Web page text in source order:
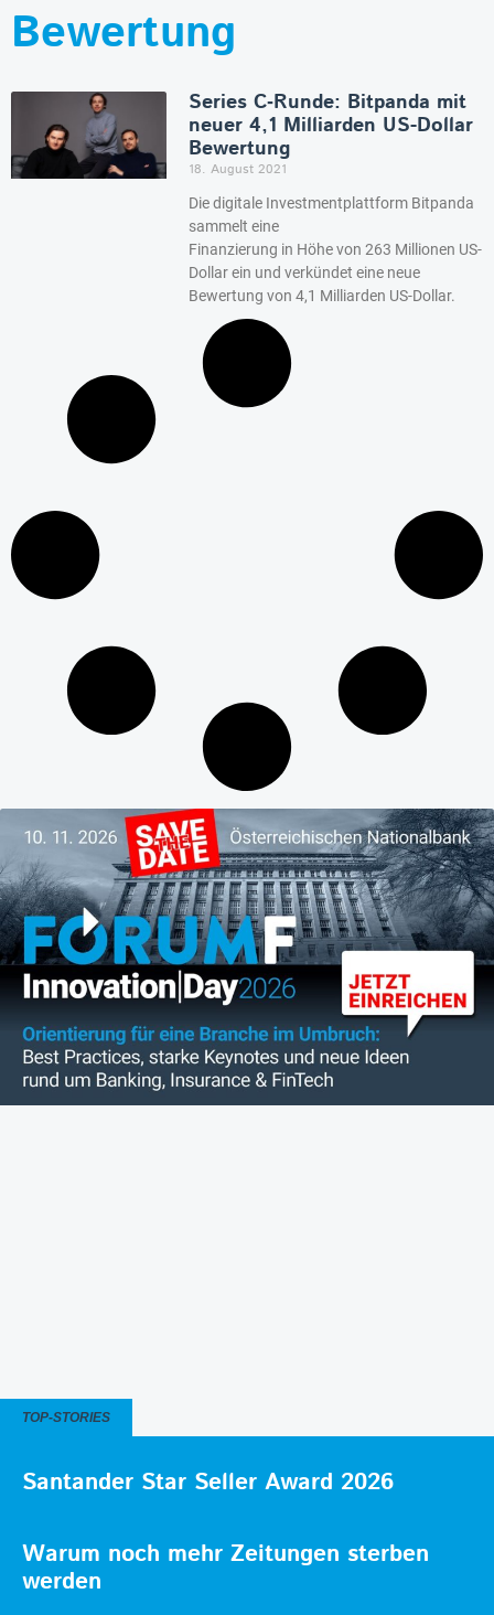
Bewertung
Series C‑Runde: Bitpanda mit
neuer 4,1 Milliarden US-Dollar
Bewertung
18. August 2021
Die digitale Investmentplattform Bitpanda
sammelt eine
Finanzierung in Höhe von 263 Millionen US-
Dollar ein und verkündet eine neue
Bewertung von 4,1 Milliarden US-Dollar.
TOP-STORIES
Santander Star Seller Award 2026
Warum noch mehr Zeitungen sterben
werden